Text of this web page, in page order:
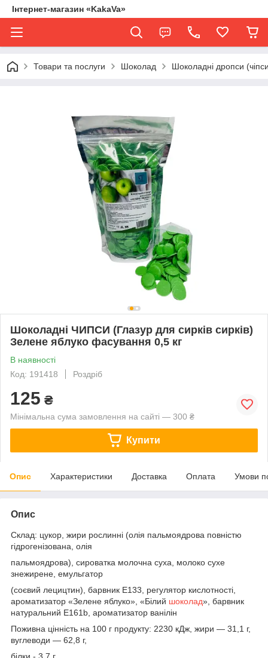
Інтернет-магазин «KakaVa»
Товари та послуги Шоколад Шоколадні дропси
Шоколадні ЧИПСИ (Глазур для сирків сирків)
Зелене яблуко фасування 0,5 кг
В наявності
Код: 191418
Роздріб
125 ₴
Мінімальна сума замовлення на сайті — 300 ₴
Купити
Опис Характеристики Доставка Оплата Умови
Опис
Склад: цукор, жири рослинні (олія пальмоядрова повністю
гідрогенізована, олія
пальмоядрова), сироватка молочна суха, молоко сухе
знежирене, емульгатор
(соєвий лецицтин), барвник Е133, регулятор кислотності,
ароматизатор «Зелене яблуко», «Білий шоколад», барвник
натуральний Е161b, ароматизатор ванілін
Поживна цінність на 100 г продукту: 2230 кДж, жири — 31,1 г,
вуглеводи — 62,8 г,
білки - 3,7 г